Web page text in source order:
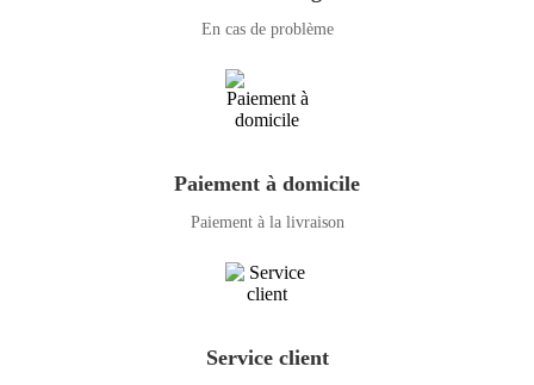
En cas de problème
Paiement à domicile
Paiement à la livraison
Service client